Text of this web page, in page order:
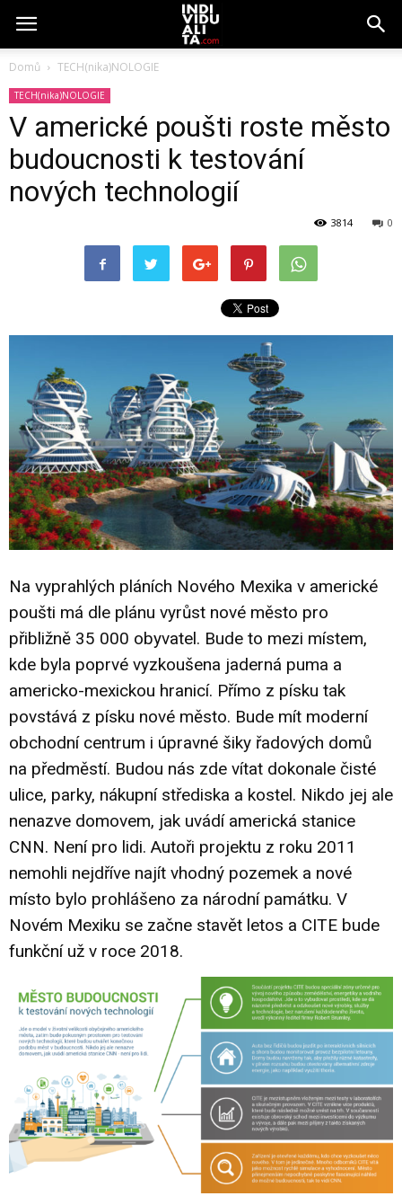
Domů TECH(nika)NOLOGIE
TECH(nika)NOLOGIE
V americké poušti roste město
budoucnosti k testování
nových technologií
0
3814
Na vyprahlých pláních Nového Mexika v americké
poušti má dle plánu vyrůst nové město pro
přibližně 35 000 obyvatel. Bude to mezi místem,
kde byla poprvé vyzkoušena jaderná puma a
americko-mexickou hranicí. Přímo z písku tak
povstává z písku nové město. Bude mít moderní
obchodní centrum i úpravné šiky řadových domů
na předměstí. Budou nás zde vítat dokonale čisté
ulice, parky, nákupní střediska a kostel. Nikdo jej ale
nenazve domovem, jak uvádí americká stanice
CNN. Není pro lidi. Autoři projektu z roku 2011
nemohli nejdříve najít vhodný pozemek a nové
místo bylo prohlášeno za národní památku. V
Novém Mexiku se začne stavět letos a CITE bude
funkční už v roce 2018.